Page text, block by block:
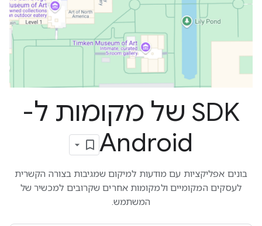
SDK של מקומות ל-
Android
בונים אפליקציות עם מודעות למיקום שמגיבות בצורה הקשרית
לעסקים המקומיים ולמקומות אחרים שקרובים למכשיר של
המשתמש.